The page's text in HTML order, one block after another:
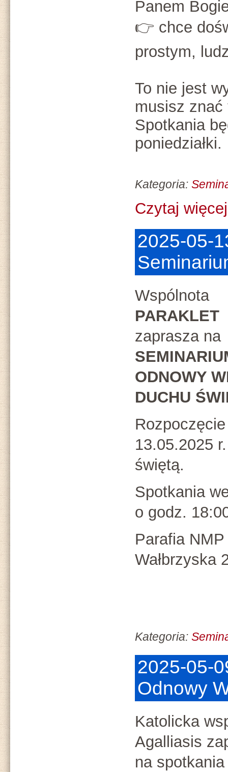
Panem
👉 chce
prostym,
To nie jest
musisz znać
Spotkania
poniedziałki.
Kategoria:
Czytaj
2025-05-
Wspólnota
PARAKLET
zaprasza na
ODNOWY
DUCHU
Rozpoczęcie
13.05.2025
świętą.
Spotkania
o godz.
Parafia
Wałbrzyska
Kategoria:
2025-05-
Odnowy
Katolicka
Agalliasis
na